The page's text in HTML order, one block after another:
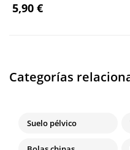
5,90 €
Categorías
Suelo pélvico